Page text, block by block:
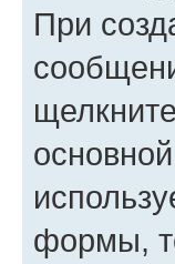
При
формы,